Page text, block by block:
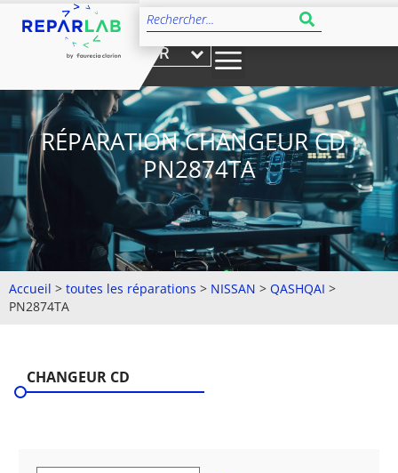
FR
RÉPARATION CHANGEUR CD :
PN2874TA
Accueil > toutes les réparations > NISSAN > QASHQAI >
PN2874TA
CHANGEUR CD